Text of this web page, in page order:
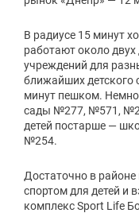
мін. 1
В радиусе 15 минут
работают около
учреждений для
ближайших
минут пешком.
сады №277, №571,
детей постарше —
№254.
Достаточно в районе
спортом для детей и
комплекс Sport Life